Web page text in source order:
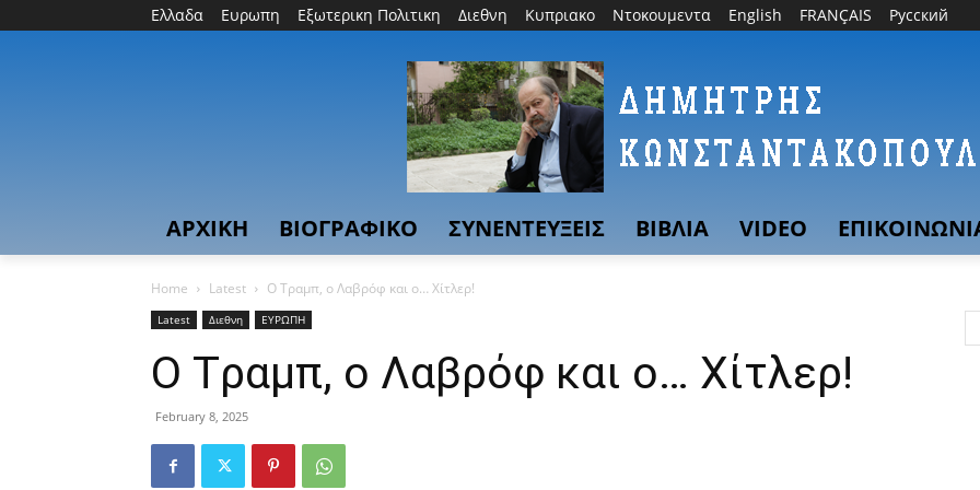
Ελλαδα Ευρωπη Εξωτερικη Πολιτικη Διεθνη Κυπριακο Ντοκουμεντα English FRANÇAIS Русский
ΑΡΧΙΚΗ ΒΙΟΓΡΑΦΙΚΟ ΣΥΝΕΝΤΕΥΞΕΙΣ ΒΙΒΛΙΑ VIDEO
Home Latest Ο Tραμπ, ο Λαβρόφ και ο… Χίτλερ!
Latest Διεθνη ΕΥΡΩΠΗ
Ο Tραμπ, ο Λαβρόφ και ο… Χίτλερ!
February 8, 2025